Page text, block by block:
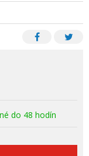
do 48 hodín